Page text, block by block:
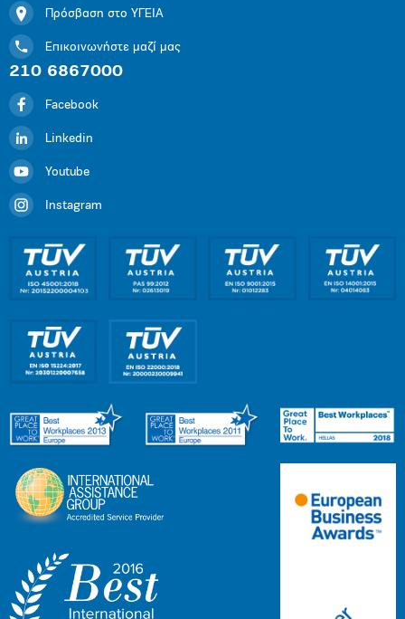
Πρόσβαση στο ΥΓΕΙΑ
Επικοινωνήστε μαζί μας
210 6867000
Facebook
Linkedin
Youtube
Instagram